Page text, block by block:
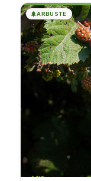
🌲ARBUSTE